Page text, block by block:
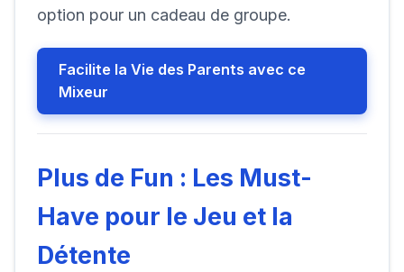
option pour un cadeau de groupe.
Facilite la Vie des Parents avec ce
Mixeur
Plus de Fun : Les Must-
Have pour le Jeu et la
Détente